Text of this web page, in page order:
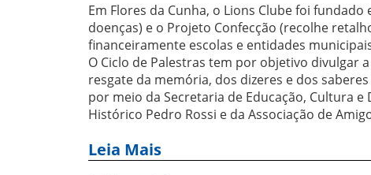
Em Flores da Cunha, o Lions Clube foi
doenças) e o Projeto Confecção (recolhe
financeiramente escolas e entidades
O Ciclo de Palestras tem por objetivo divulgar
resgate da memória, dos dizeres e dos
por meio da Secretaria de Educação, Cultura
Histórico Pedro Rossi e da Associação de
Leia Mais